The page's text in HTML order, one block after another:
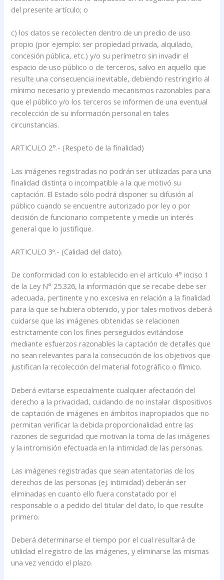
del presente artículo; o
c) los datos se recolecten dentro de un predio de uso
propio (por ejemplo: ser propiedad privada, alquilado,
concesión pública, etc.) y/o su perímetro sin invadir el
espacio de uso público o de terceros, salvo en aquello que
resulte una consecuencia inevitable, debiendo restringirlo al
mínimo necesario y previendo mecanismos razonables para
que el público y/o los terceros se informen de una eventual
recolección de su información personal en tales
circunstancias.
ARTICULO 2°.- (Respeto de la finalidad)
Las imágenes registradas no podrán ser utilizadas para una
finalidad distinta o incompatible a la que motivó su
captación. El Estado sólo podrá disponer su difusión al
público cuando se encuentre autorizado por ley o por
decisión de funcionario competente y medie un interés
general que lo justifique.
ARTICULO 3º.- (Calidad del dato).
De conformidad con lo establecido en el artículo 4° inciso 1
de la Ley N° 25.326, la información que se recabe debe ser
adecuada, pertinente y no excesiva en relación a la finalidad
para la que se hubiera obtenido, y por tales motivos deberá
cuidarse que las imágenes obtenidas se relacionen
estrictamente con los fines perseguidos evitándose
mediante esfuerzos razonables la captación de detalles que
no sean relevantes para la consecución de los objetivos que
justifican la recolección del material fotográfico o fílmico.
Deberá evitarse especialmente cualquier afectación del
derecho a la privacidad, cuidando de no instalar dispositivos
de captación de imágenes en ámbitos inapropiados que no
permitan verificar la debida proporcionalidad entre las
razones de seguridad que motivan la toma de las imágenes
y la intromisión efectuada en la intimidad de las personas.
Las imágenes registradas que sean atentatorias de los
derechos de las personas (ej. intimidad) deberán ser
eliminadas en cuanto ello fuera constatado por el
responsable o a pedido del titular del dato, lo que resulte
primero.
Deberá determinarse el tiempo por el cual resultará de
utilidad el registro de las imágenes, y eliminarse las mismas
una vez vencido el plazo.